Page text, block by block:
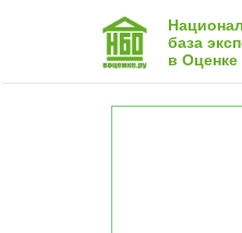
база
в Оценке